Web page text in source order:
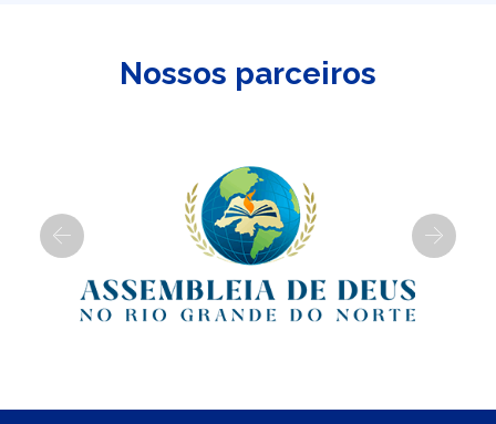
Nossos parceiros
Previous Next